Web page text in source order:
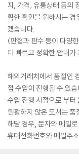
지, 가격, 유통상태 등의
확한 확인을 원하시는 경
겠습니다.
(판형과 판수 등이 다양
다 빠르고 정확한 안내가
해외거래처에서 품절인
접 수입이 진행될 수 있습
수입 진행 시점으로 부
원활하지 않은 도서는 품
해당 경우, 문자와 메일
휴대전화번호와 메일주